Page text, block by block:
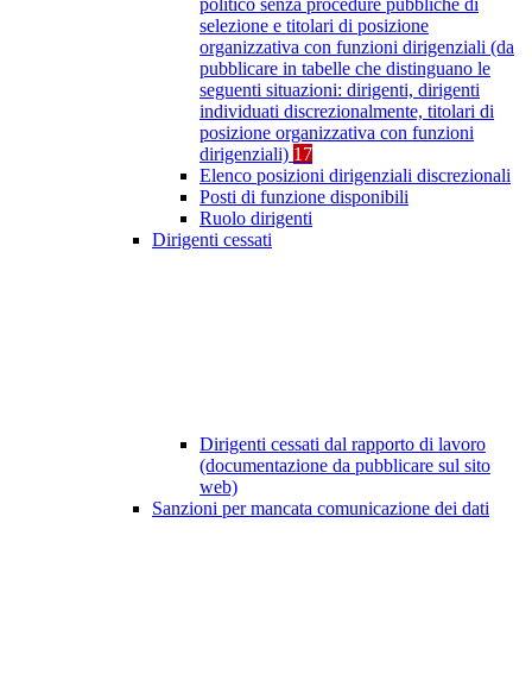
politico senza procedure pubbliche di
selezione e titolari di posizione
organizzativa con funzioni dirigenziali (da
pubblicare in tabelle che distinguano le
seguenti situazioni: dirigenti, dirigenti
individuati discrezionalmente, titolari di
posizione organizzativa con funzioni
dirigenziali) 17
Elenco posizioni dirigenziali discrezionali
Posti di funzione disponibili
Ruolo dirigenti
Dirigenti cessati
Dirigenti cessati dal rapporto di lavoro
(documentazione da pubblicare sul sito
web)
Sanzioni per mancata comunicazione dei dati